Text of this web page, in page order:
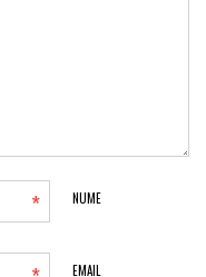
NUME
*
EMAIL